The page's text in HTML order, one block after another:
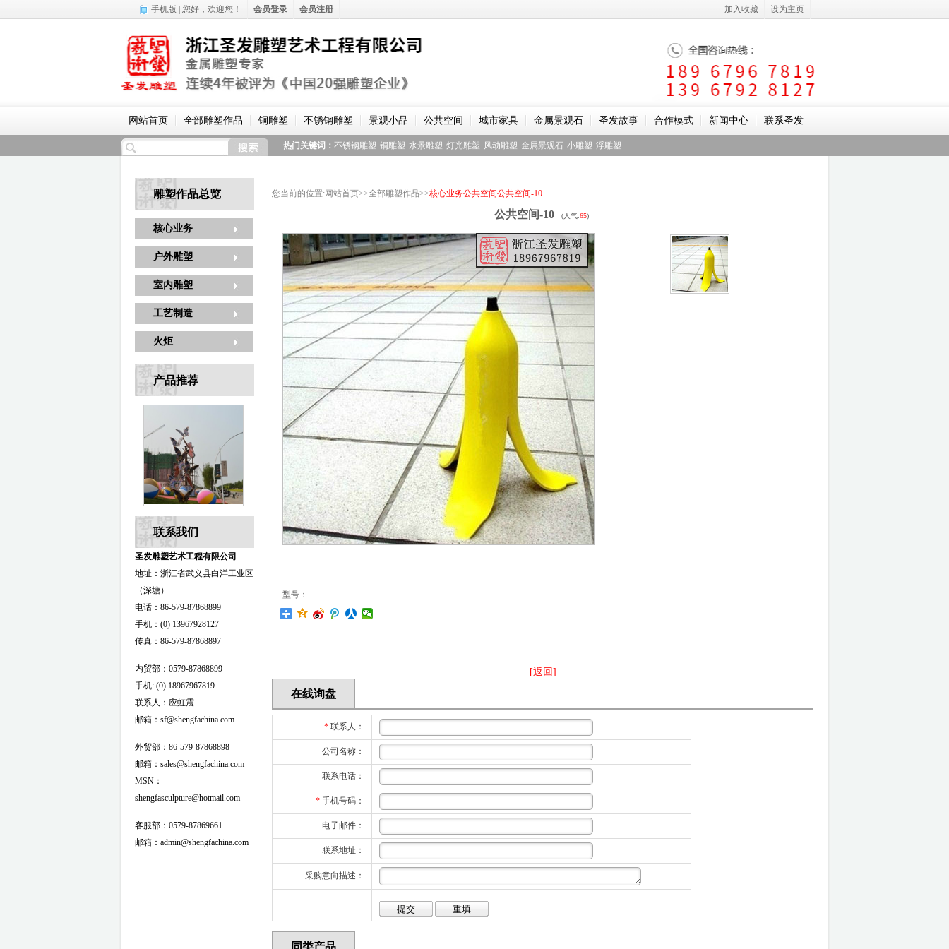
网站首页 全部雕塑作品 铜雕塑 不锈钢雕塑 景观小品 公共空间 城市家具 金属景观石 圣发故事 合作模式 新闻中心 联系圣发
热门关键词： 不锈钢雕塑 铜雕塑 水景雕塑 灯光雕塑 风动雕塑 金属景观石 小雕塑 浮雕塑
雕塑作品总览
核心业务
户外雕塑
室内雕塑
工艺制造
火炬
产品推荐
联系我们
圣发雕塑艺术工程有限公司
地址：浙江省武义县白洋工业区
（深塘）
电话：86-579-87868899
手机：(0) 13967928127
传真：86-579-87868897
内贸部：0579-87868899
手机: (0) 18967967819
联系人：应虹震
邮箱：sf@shengfachina.com
外贸部：86-579-87868898
邮箱：sales@shengfachina.com
MSN：
shengfasculpture@hotmail.com
客服部：0579-87869661
邮箱：admin@shengfachina.com
您当前的位置:网站首页>>全部雕塑作品>>核心业务公共空间公共空间-10
公共空间-10 (人气:65)
型号：
[返回]
在线询盘
* 联系人：
公司名称：
联系电话：
* 手机号码：
电子邮件：
联系地址：
采购意向描述：
同类产品
手机版 | 您好， 欢迎您！ 会员登录 会员注册 加入收藏 设为主页